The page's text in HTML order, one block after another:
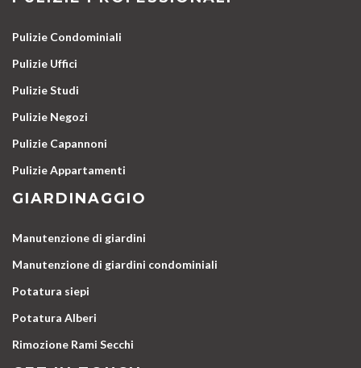
Pulizie Condominiali
Pulizie Uffici
Pulizie Studi
Pulizie Negozi
Pulizie Capannoni
Pulizie Appartamenti
GIARDINAGGIO
Manutenzione di giardini
Manutenzione di giardini condominiali
Potatura siepi
Potatura Alberi
Rimozione Rami Secchi